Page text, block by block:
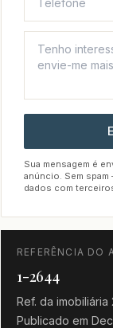
Sua mensagem é
anúncio. Sem
dados com
REFERÊNCIA DO
1-2644
Ref. da imobiliária
Publicado em